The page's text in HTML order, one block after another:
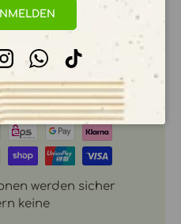
werden sicher
keine
InstagramWhatsApp
TikTok